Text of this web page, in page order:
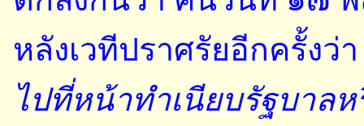
หลังเวทีปราศรัยอีกครั้งว่
ไปที่หน้าทำเนียบรัฐบาลห